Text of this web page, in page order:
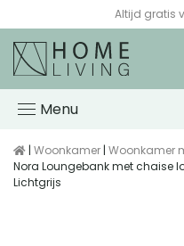
Altijd gratis
Menu
| Woonkamer | Woonkamer
Nora Loungebank met chaise
Lichtgrijs